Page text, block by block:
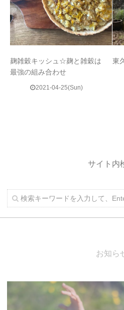
麹雑穀キッシュ☆麹と雑穀は
最強の組み合わせ
2021-04-25(Sun)
東
サイト内
お知ら